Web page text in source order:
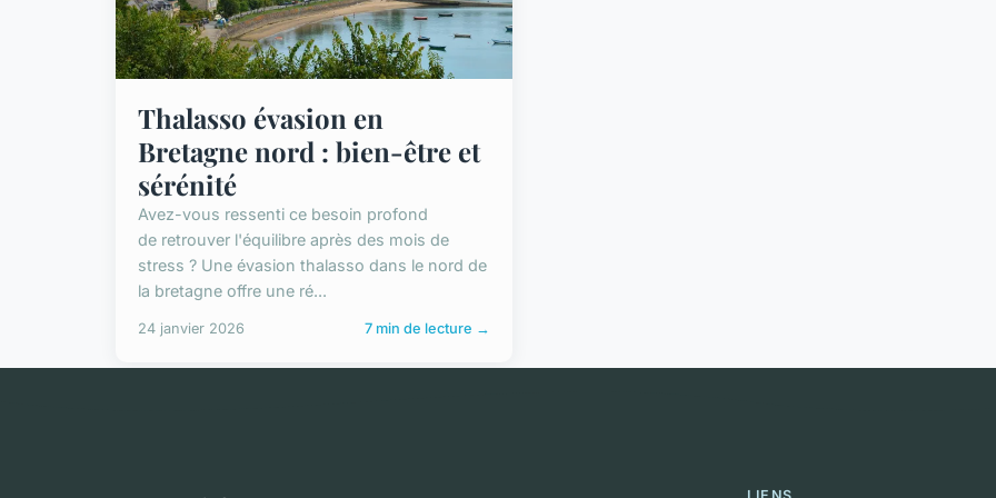
Thalasso évasion en
Bretagne nord : bien-être et
sérénité
Avez-vous ressenti ce besoin profond
de retrouver l'équilibre après des mois de
stress ? Une évasion thalasso dans le nord de
la bretagne offre une ré...
24 janvier 2026 7 min de lecture →